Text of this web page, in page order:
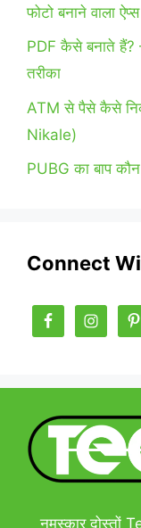
फोटो बनाने वाला ऐप्स
PDF कैसे बनाते हैं?
तरीका
ATM से पैसे कैसे
Nikale)
PUBG का बाप
Connect
नमस्कार दोस्तों